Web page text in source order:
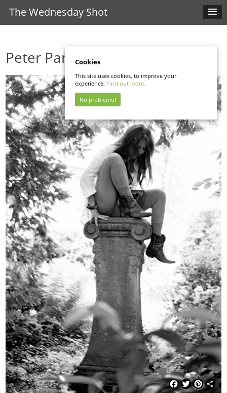
The Wednesday Shot
Peter Pan
Facebook
TwitterPinterest
Cookies
This site uses cookies, to improve your
experience: Find out more.
No problemo!